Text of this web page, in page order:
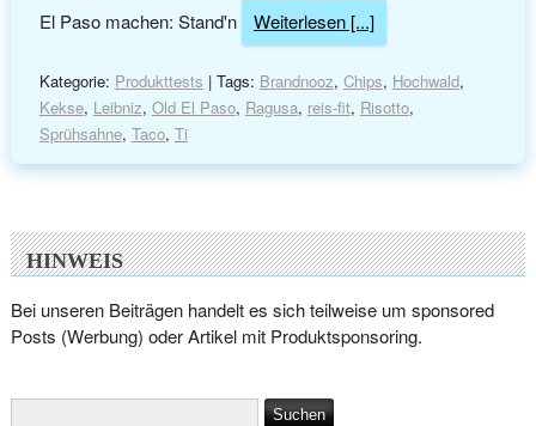
El Paso machen: Stand'n
Weiterlesen [...]
Kategorie: Produkttests | Tags: Brandnooz, Chips, Hochwald,
Kekse, Leibniz, Old El Paso, Ragusa, reis-fit, Risotto,
Sprühsahne, Taco, Ti
HINWEIS
Bei unseren Beiträgen handelt es sich teilweise um sponsored
Posts (Werbung) oder Artikel mit Produktsponsoring.